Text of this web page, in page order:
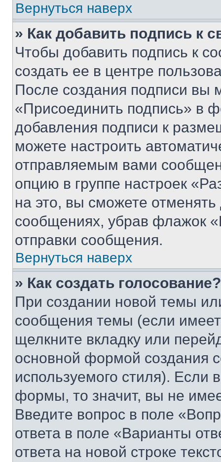
Вернуться наверх
» Как добавить подпись к
Чтобы добавить подпись к
создать ее в центре
После создания подписи вы
«Присоединить подпись» в
добавления подписи к
можете настроить
отправляемым вами
опцию в группе настроек
на это, вы сможете
сообщениях, убрав флажок
отправки сообщения.
Вернуться наверх
» Как создать голосование?
При создании новой темы
сообщения темы (если
щелкните вкладку или
основной формой создания
используемого стиля). Если
формы, то значит, вы не
Введите вопрос в поле
ответа в поле «Варианты
ответа на новой строке